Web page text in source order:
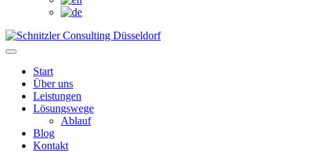
Start
Über uns
Leistungen
Lösungswege
Ablauf
Blog
Kontakt